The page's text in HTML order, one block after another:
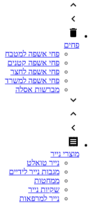
פחים
פחי אשפה למטבח
פחי אשפה קטנים
פחי אשפה לחצר
פחי אשפה למשרד
מברשות אסלה
מוצרי נייר
נייר טואלט
מגבות נייר לידיים
ממחטות
שקיות נייר
נייר למרפאות